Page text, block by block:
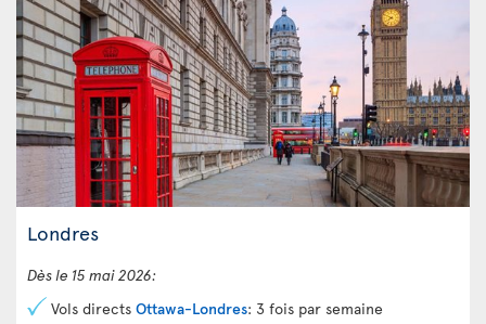
Londres
Dès le 15 mai 2026:
Vols directs Ottawa-Londres: 3 fois par semaine